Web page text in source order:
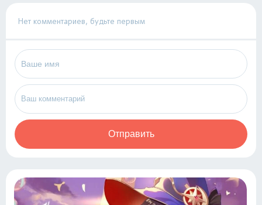
Нет комментариев, будьте первым
Отправить